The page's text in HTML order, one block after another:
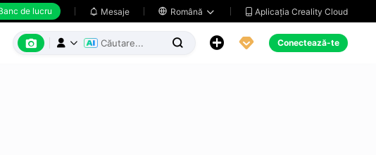
de lucru  Mesaje  Română   Aplicația Creality Cloud
      Conectează-te